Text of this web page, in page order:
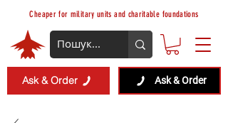
Cheaper for military units and charitable foundations
Ask & Order Ask & Order